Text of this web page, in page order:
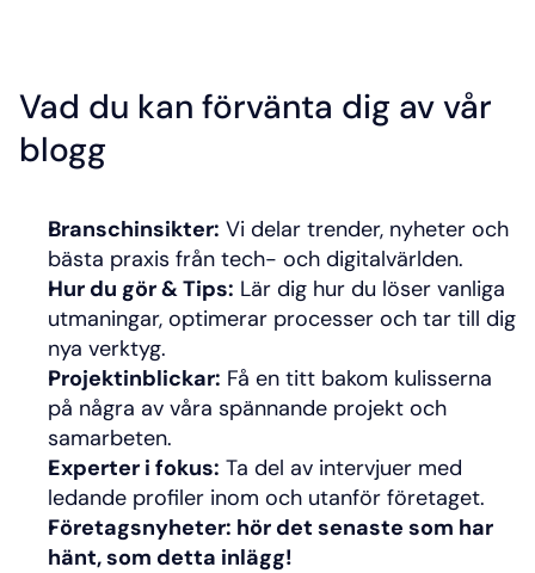
Vad du kan förvänta dig av vår
blogg
Branschinsikter: Vi delar trender, nyheter och
bästa praxis från tech- och digitalvärlden.
Hur du gör & Tips: Lär dig hur du löser vanliga
utmaningar, optimerar processer och tar till dig
nya verktyg.
Projektinblickar: Få en titt bakom kulisserna
på några av våra spännande projekt och
samarbeten.
Experter i fokus: Ta del av intervjuer med
ledande profiler inom och utanför företaget.
Företagsnyheter: hör det senaste som har
hänt, som detta inlägg!